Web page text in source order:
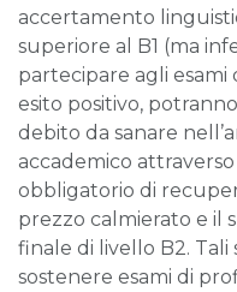
accertamento
superiore al B1 (ma
partecipare agli esami
esito positivo,
debito da sanare
accademico
obbligatorio di
prezzo calmierato e il
finale di livello B2.
sostenere esami di